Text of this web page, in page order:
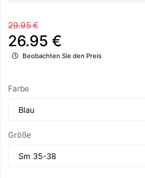
29.95 €
26.95 €
Beobachten Sie den Preis
Farbe
Größe